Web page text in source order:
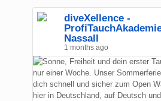
diveXellence -
Nassall
1 months ago